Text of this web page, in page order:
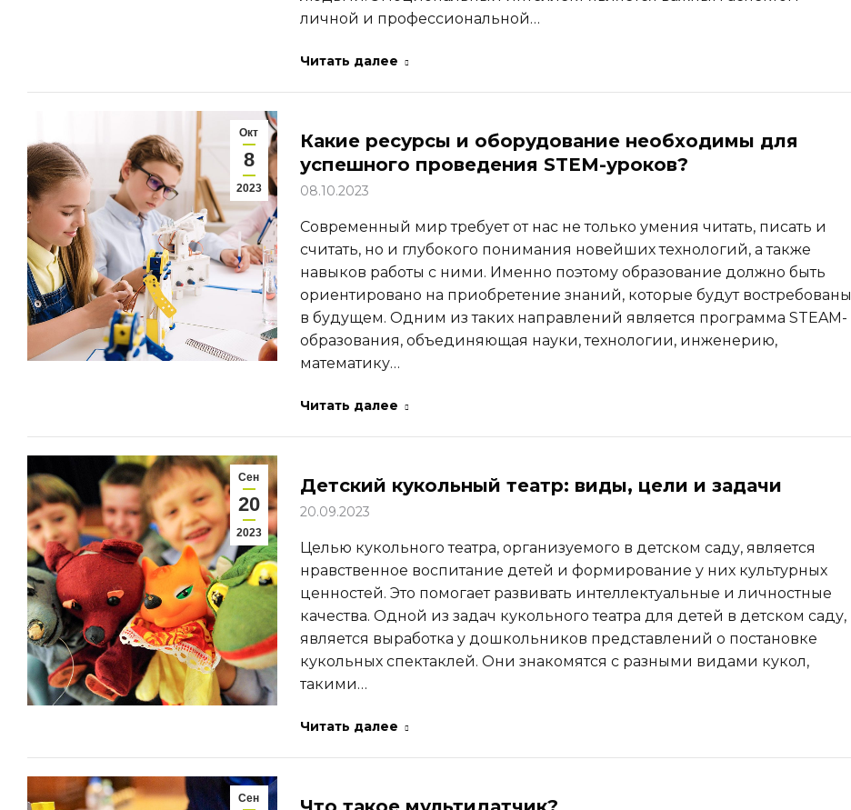
личной и профессиональной…
Читать далее
Окт
8
2023
Какие ресурсы и оборудование необходимы для
успешного проведения STEM-уроков?
08.10.2023
Современный мир требует от нас не только умения читать, писать и
считать, но и глубокого понимания новейших технологий, а также
навыков работы с ними. Именно поэтому образование должно быть
ориентировано на приобретение знаний, которые будут востребованы
в будущем. Одним из таких направлений является программа STEAM-
образования, объединяющая науки, технологии, инженерию,
математику…
Читать далее
Сен
20
2023
Детский кукольный театр: виды, цели и задачи
20.09.2023
Целью кукольного театра, организуемого в детском саду, является
нравственное воспитание детей и формирование у них культурных
ценностей. Это помогает развивать интеллектуальные и личностные
качества. Одной из задач кукольного театра для детей в детском саду,
является выработка у дошкольников представлений о постановке
кукольных спектаклей. Они знакомятся с разными видами кукол,
такими…
Читать далее
Сен